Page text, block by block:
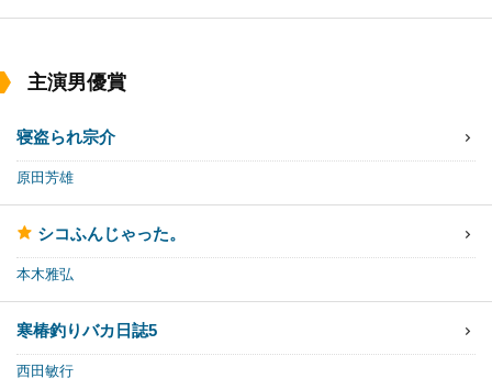
主演男優賞
寝盗られ宗介
原田芳雄
シコふんじゃった。
本木雅弘
寒椿釣りバカ日誌5
西田敏行